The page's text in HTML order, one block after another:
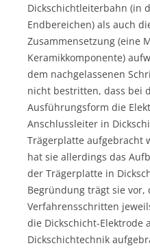
Dickschichtleiterbahn (in
Endbereichen) als auch
Zusammensetzung (eine
Keramikkomponente)
dem nachgelassenen
nicht bestritten, dass bei
Ausführungsform die
Anschlussleiter in
Trägerplatte aufgebracht
hat sie allerdings das
der Trägerplatte in
Begründung trägt sie vor,
Verfahrensschritten
die Dickschicht-Elektrode
Dickschichtechnik